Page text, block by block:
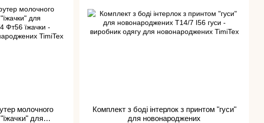
молочного
для
Комплект з боді інтерлок з принтом "гуси"
для новонароджених